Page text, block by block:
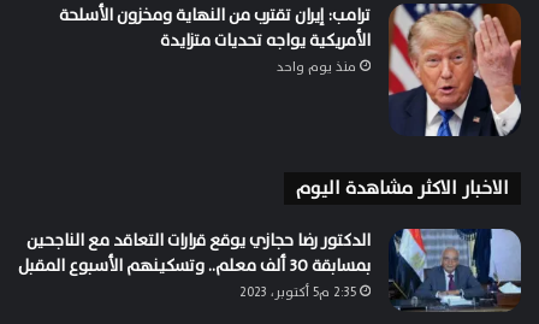
ترامب: إيران تقترب من النهاية ومخزون الأسلحة
الأمريكية يواجه تحديات متزايدة
منذ يوم واحد
الاخبار الاكثر مشاهدة اليوم
الدكتور رضا حجازي يوقع قرارات التعاقد مع الناجحين
بمسابقة 30 ألف معلم.. وتسكينهم الأسبوع المقبل
2:35 م5 أكتوبر، 2023